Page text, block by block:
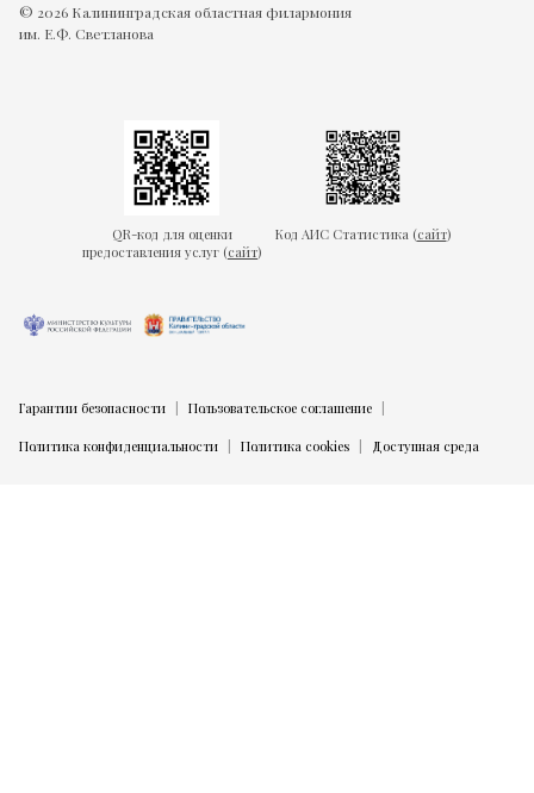
© 2026 Калининградская областная филармония
им. Е.Ф. Светланова
QR-код для оценки
предоставления услуг (сайт)
Код АИС Статистика (сайт)
Гарантии безопасности Пользовательское соглашение
Политика конфиденциальности Политика cookies Доступная среда